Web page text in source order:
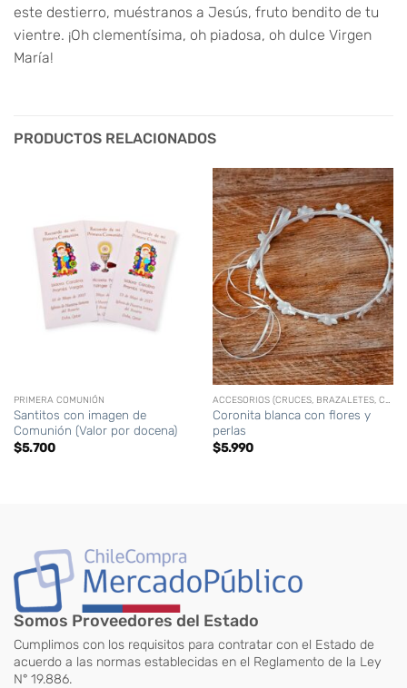
este destierro, muéstranos a Jesús, fruto bendito de tu
vientre. ¡Oh clementísima, oh piadosa, oh dulce Virgen
María!
PRODUCTOS RELACIONADOS
PRIMERA COMUNIÓN
Santitos con imagen de
Comunión (Valor por docena)
$5.700
Coronita blanca con flores y
perlas
$5.990
Somos Proveedores del Estado
Cumplimos con los requisitos para contratar con el Estado de
acuerdo a las normas establecidas en el Reglamento de la Ley
N° 19.886.